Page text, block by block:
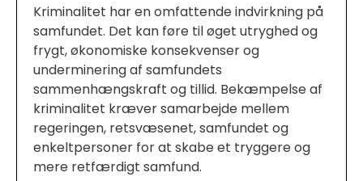
Kriminalitet har en omfattende indvirkning på
samfundet. Det kan føre til øget utryghed og
frygt, økonomiske konsekvenser og
underminering af samfundets
sammenhængskraft og tillid. Bekæmpelse af
kriminalitet kræver samarbejde mellem
regeringen, retsvæsenet, samfundet og
enkeltpersoner for at skabe et tryggere og
mere retfærdigt samfund.